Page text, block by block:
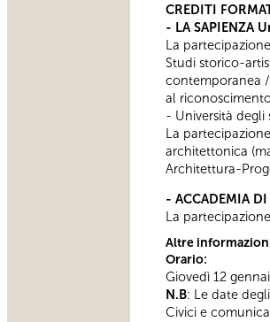
CREDITI
- LA SAPIENZA
La
Studi storico-
contemporanea
al
- Università degli
La
architettonica
Architettura-
- ACCADEMIA DI
La
Altre
Orario:
Giovedì 12
N.B: Le date
Civici e